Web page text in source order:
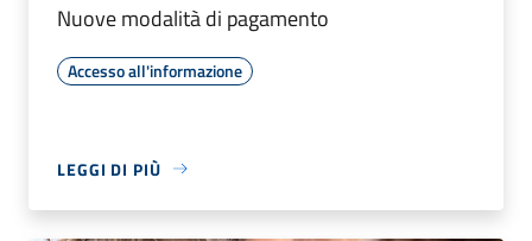
Nuove modalità di pagamento
Accesso all'informazione
LEGGI DI PIÙ